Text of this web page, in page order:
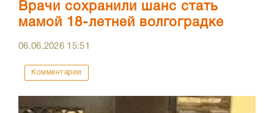
Врачи сохранили шанс стать
мамой 18-летней волгоградке
06.06.2026 15:51
Комментарии